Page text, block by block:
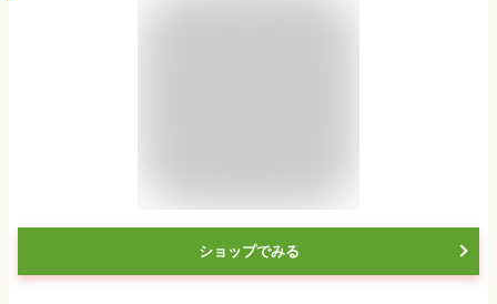
ショップでみる